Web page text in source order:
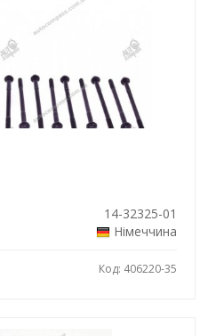
14-32325-01
Німеччина
Код: 406220-35